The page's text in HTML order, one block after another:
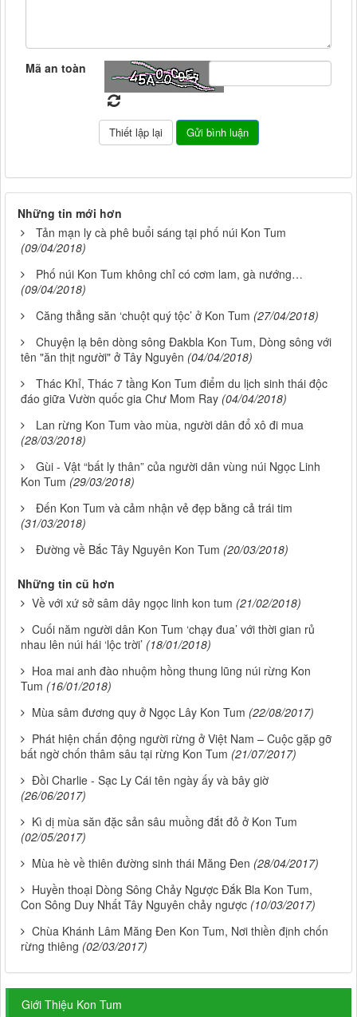
Mã an toàn
Những tin mới hơn
Tản mạn ly cà phê buổi sáng tại phố núi Kon Tum
(09/04/2018)
Phố núi Kon Tum không chỉ có cơm lam, gà nướng…
(09/04/2018)
Căng thẳng săn ‘chuột quý tộc’ ở Kon Tum (27/04/2018)
Chuyện lạ bên dòng sông Đakbla Kon Tum, Dòng sông với
tên "ăn thịt người" ở Tây Nguyên (04/04/2018)
Thác Khỉ, Thác 7 tầng Kon Tum điểm du lịch sinh thái độc
đáo giữa Vườn quốc gia Chư Mom Ray (04/04/2018)
Lan rừng Kon Tum vào mùa, người dân đổ xô đi mua
(28/03/2018)
Gùi - Vật “bất ly thân” của người dân vùng núi Ngọc Linh
Kon Tum (29/03/2018)
Đến Kon Tum và cảm nhận vẻ đẹp bằng cả trái tim
(31/03/2018)
Đường về Bắc Tây Nguyên Kon Tum (20/03/2018)
Những tin cũ hơn
Về với xứ sở sâm dây ngọc linh kon tum (21/02/2018)
Cuối năm người dân Kon Tum ‘chạy đua’ với thời gian rủ
nhau lên núi hái ‘lộc trời’ (18/01/2018)
Hoa mai anh đào nhuộm hồng thung lũng núi rừng Kon
Tum (16/01/2018)
Mùa sâm đương quy ở Ngọc Lây Kon Tum (22/08/2017)
Phát hiện chấn động người rừng ở Việt Nam – Cuộc gặp gỡ
bất ngờ chốn thâm sâu tại rừng Kon Tum (21/07/2017)
Đồi Charlie - Sạc Ly Cái tên ngày ấy và bây giờ
(26/06/2017)
Kì dị mùa săn đặc sản sâu muồng đắt đỏ ở Kon Tum
(02/05/2017)
Mùa hè về thiên đường sinh thái Măng Đen (28/04/2017)
Huyền thoại Dòng Sông Chảy Ngược Đắk Bla Kon Tum,
Con Sông Duy Nhất Tây Nguyên chảy ngược (10/03/2017)
Chùa Khánh Lâm Măng Đen Kon Tum, Nơi thiền định chốn
rừng thiêng (02/03/2017)
Giới Thiệu Kon Tum